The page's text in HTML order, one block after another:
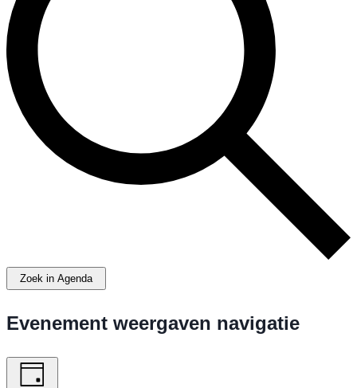
Zoek in Agenda
Evenement weergaven navigatie